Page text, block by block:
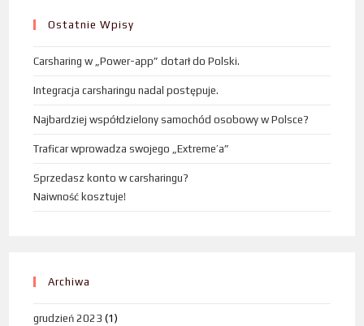
Ostatnie Wpisy
Carsharing w „Power-app” dotarł do Polski.
Integracja carsharingu nadal postępuje.
Najbardziej współdzielony samochód osobowy w Polsce?
Traficar wprowadza swojego „Extreme’a”
Sprzedasz konto w carsharingu?
Naiwność kosztuje!
Archiwa
grudzień 2023 (1)